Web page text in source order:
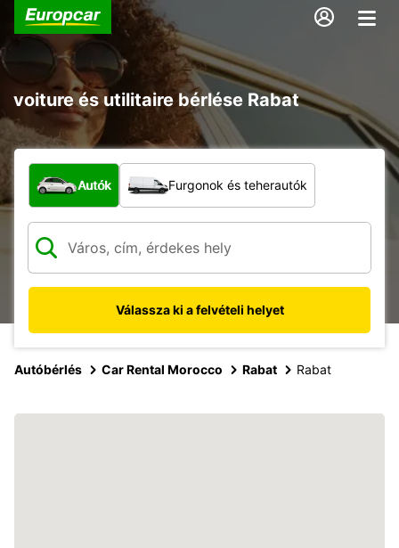
voiture és utilitaire bérlése Rabat
Milyen típusú jármű?
Autók Furgonok és teherautók
Válassza ki a felvételi helyet
Autóbérlés Car Rental Morocco Rabat Rabat